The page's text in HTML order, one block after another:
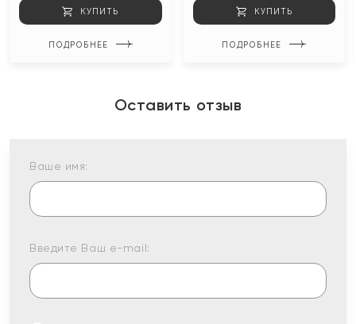
КУПИТЬ
ПОДРОБНЕЕ
КУПИТЬ
ПОДРОБНЕЕ
Оставить отзыв
Ваше имя:
Введите Ваш e-mail: